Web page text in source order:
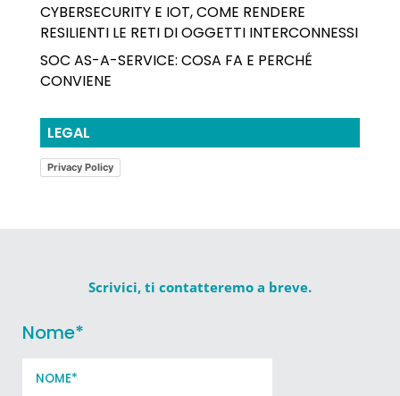
CYBERSECURITY E IOT, COME RENDERE
RESILIENTI LE RETI DI OGGETTI INTERCONNESSI
SOC AS-A-SERVICE: COSA FA E PERCHÉ
CONVIENE
LEGAL
Privacy Policy
Scrivici, ti contatteremo a breve.
Nome*